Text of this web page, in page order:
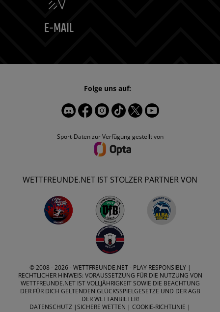
E-MAIL
Sport-Daten zur Verfügung gestellt von
Folge uns auf:
WETTFREUNDE.NET IST STOLZER PARTNER VON
© 2008 - 2026 -WETTFREUNDE.NET- PLAY RESPONSIBLY |
RECHTLICHER HINWEIS: VORAUSSETZUNG FÜR DIE NUTZUNG VON
WETTFREUNDE.NET IST VOLLJÄHRIGKEIT SOWIE DIE BEACHTUNG
DER FÜR DICH GELTENDEN GLÜCKSSPIELGESETZE UND DER AGB
DER WETTANBIETER!
DATENSCHUTZ |SICHERE WETTEN | COOKIE-RICHTLINIE |